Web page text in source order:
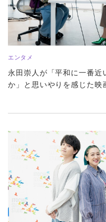
エンタメ
永田崇人が「平和に一番近
か」と思いやりを感じた映